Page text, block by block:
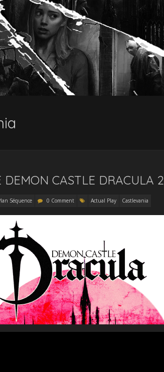
DEMON CASTLE DRACULA 2
Séquence 0 Comment Actual Play Castlevania